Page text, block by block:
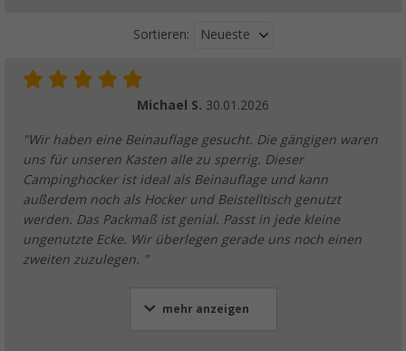
Sortieren: Neueste
Michael S. 30.01.2026
"Wir haben eine Beinauflage gesucht. Die gängigen waren
uns für unseren Kasten alle zu sperrig. Dieser
Campinghocker ist ideal als Beinauflage und kann
außerdem noch als Hocker und Beistelltisch genutzt
werden. Das Packmaß ist genial. Passt in jede kleine
ungenutzte Ecke. Wir überlegen gerade uns noch einen
zweiten zuzulegen. "
mehr anzeigen